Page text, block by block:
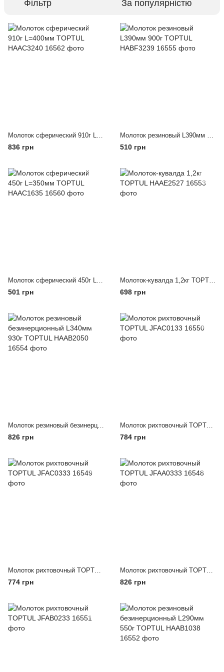
Фільтр За популярністю
Молоток сферический 910г L=400мм TOPTUL HAAC3240
836 грн
Молоток резиновый L390мм 900г TOPTUL HABF3239
510 грн
Молоток сферический 450г L=350мм TOPTUL HAAC1635
501 грн
Молоток-кувалда 1,2кг TOPTUL HAAE2527
698 грн
Молоток резиновый безинерционный L340мм 930г TOPTUL HAAB2050
826 грн
Молоток рихтовочный TOPTUL JFAC0133
784 грн
Молоток рихтовочный TOPTUL JFAC0333
774 грн
Молоток рихтовочный TOPTUL JFAA0333
826 грн